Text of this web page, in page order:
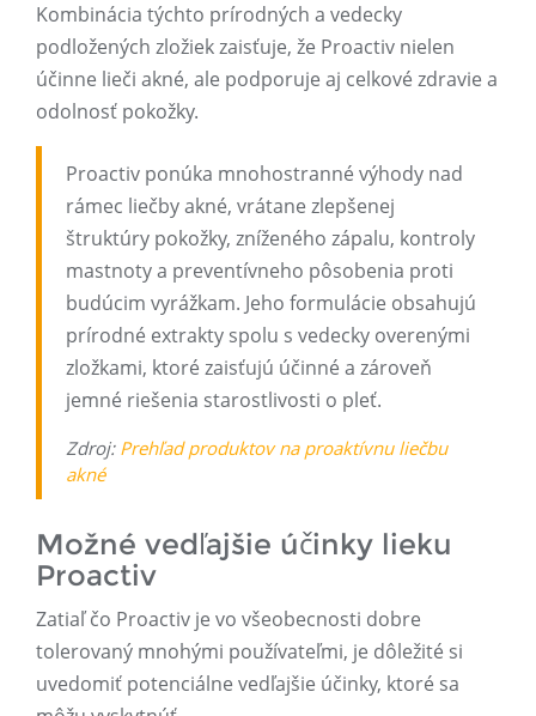
Kombinácia týchto prírodných a vedecky
podložených zložiek zaisťuje, že Proactiv nielen
účinne lieči akné, ale podporuje aj celkové zdravie a
odolnosť pokožky.
Proactiv ponúka mnohostranné výhody nad
rámec liečby akné, vrátane zlepšenej
štruktúry pokožky, zníženého zápalu, kontroly
mastnoty a preventívneho pôsobenia proti
budúcim vyrážkam. Jeho formulácie obsahujú
prírodné extrakty spolu s vedecky overenými
zložkami, ktoré zaisťujú účinné a zároveň
jemné riešenia starostlivosti o pleť.
Zdroj: Prehľad produktov na proaktívnu liečbu
akné
Možné vedľajšie účinky lieku
Proactiv
Zatiaľ čo Proactiv je vo všeobecnosti dobre
tolerovaný mnohými používateľmi, je dôležité si
uvedomiť potenciálne vedľajšie účinky, ktoré sa